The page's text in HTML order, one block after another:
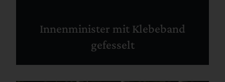
Innenminister mit Klebeband
gefesselt